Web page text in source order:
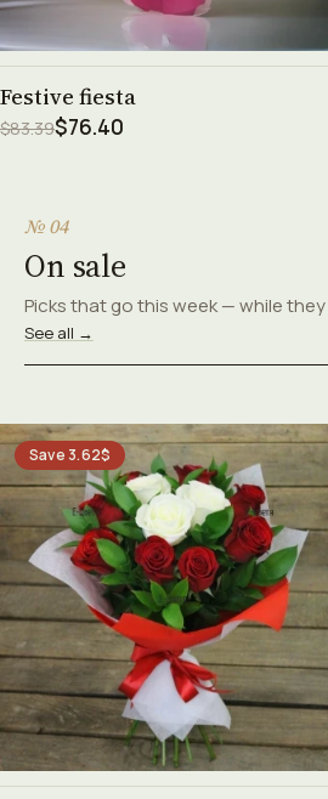
Festive fiesta
$83.39$76.40
№ 04
On sale
Picks that go this week — while they
See all →
Save 3.62$